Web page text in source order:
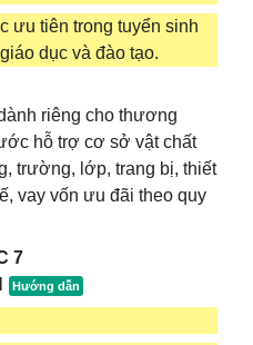
ưu tiên trong tuyển sinh
dục và đào tạo.
riêng cho thương
hỗ trợ cơ sở vật chất
trường, lớp, trang bị, thiết
vay vốn ưu đãi theo quy
7